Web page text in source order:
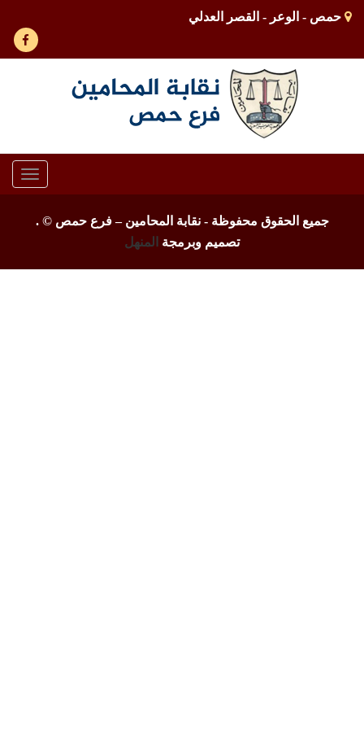
حمص - الوعر - القصر العدلي
جميع الحقوق محفوظة - نقابة المحامين – فرع حمص ©.
تصميم وبرمجة
المنهل